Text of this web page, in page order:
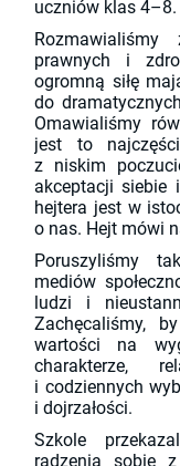
uczniów klas 4–8.
prawnych i
ogromną siłę
do
Omawialiśmy
jest to
z niskim
akceptacji siebie
hejtera jest w
o nas. Hejt mówi
Poruszyliśmy
mediów
ludzi i
Zachęcaliśmy,
wartości na
charakterze,
i codziennych
i dojrzałości.
Szkole
radzenia sobie